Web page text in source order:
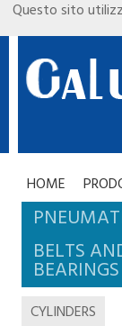
HOME
BELTS
BEARINGS
CYLINDERS
Questo sito